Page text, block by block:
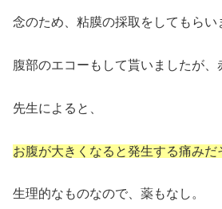
念のため、粘膜の採取をしてもらい
腹部のエコーもして貰いましたが、
先生によると、
お腹が大きくなると発生する痛みだ
生理的なものなので、薬もなし。